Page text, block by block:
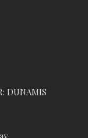
DUNAMIS